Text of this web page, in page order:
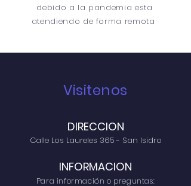
debido a la pandemia esta
atendiendo de forma remota
Visitenos
DIRECCION
Calle Los Laureles 365 - San Isidro
INFORMACION
Para información o preguntas: